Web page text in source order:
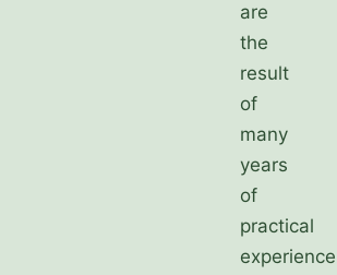
are
the
result
of
many
years
of
practical
experience